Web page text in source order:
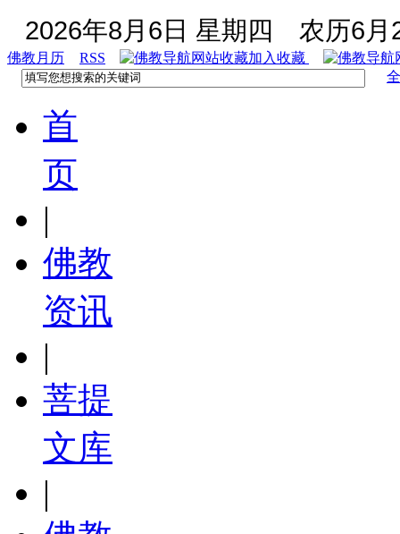
2026年8月6日 星期四 农历6月
佛教月历 RSS
加入收藏
首
页
|
佛教
资讯
|
菩提
文库
|